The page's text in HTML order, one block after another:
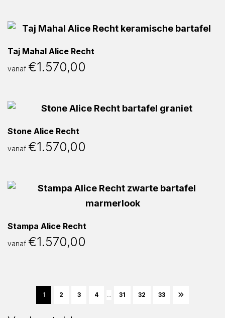
Taj Mahal Alice Recht
vanaf €1.570,00
Stone Alice Recht
vanaf €1.570,00
Stampa Alice Recht
vanaf €1.570,00
1 2 3 4 … 31 32 33